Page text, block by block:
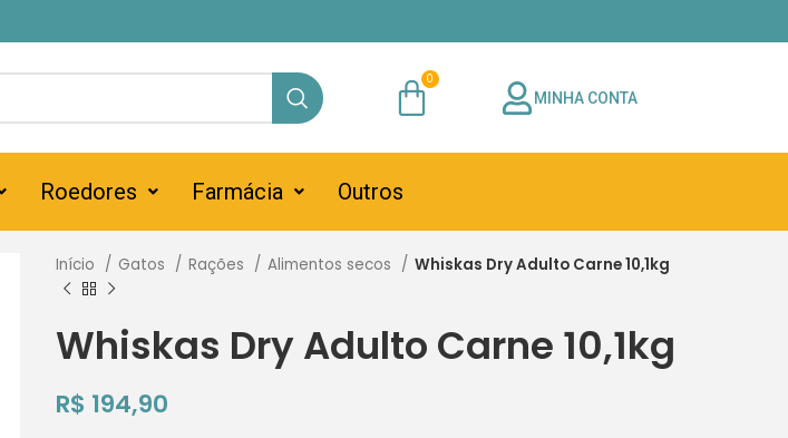
MINHA CONTA
Roedores Farmácia Outros
Início Gatos Rações Alimentos secos Whiskas Dry Adulto Carne 10,1kg
Whiskas Dry Adulto Carne 10,1kg
R$ 194,90